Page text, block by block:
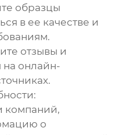
образцы
в ее качестве и
отзывы и
на онлайн-
компаний,
о